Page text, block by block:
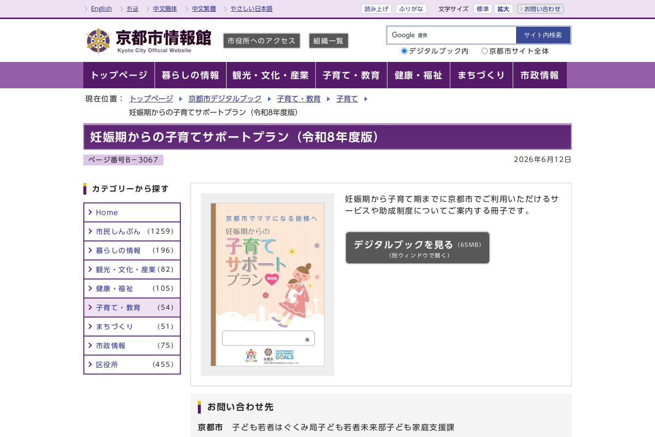
English 한글 中文簡体 中文繁體 やさしい日本語 読み上げ ふりがな 文字サイズ 標準 拡大 お問い合わせ
市役所へのアクセス
組織一覧
デジタルブック内
京都市サイト全体
トップページ 暮らしの情報 観光・文化・産業 子育て・教育 健康・福祉 まちづくり 市政情報
現在位置： トップページ 京都市デジタルブック 子育て・教育
子育て
妊娠期からの子育てサポートプラン（令和8年度版）
妊娠期からの子育てサポートプラン（令和8年度版）
ページ番号B－3067 2026年6月12日
カテゴリーから探す
Home
市民しんぶん (1259)
暮らしの情報 (196)
観光・文化・産業 (82)
健康・福祉 (105)
子育て・教育 (54)
まちづくり (51)
市政情報 (75)
区役所 (455)
妊娠期から子育て期までに京都市でご利用いただけるサ
ービスや助成制度についてご案内する冊子です。
デジタルブックを見る
（65MB）
（別ウィンドウで開く）
お問い合わせ先
京都市 子ども若者はぐくみ局子ども若者未来部子ども家庭支援課